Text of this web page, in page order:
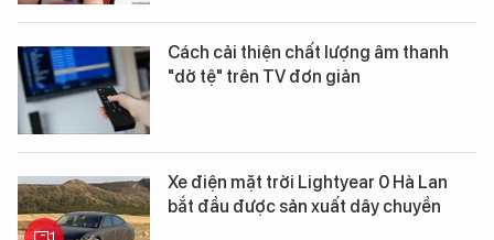
Cách cải thiện chất lượng âm thanh
"dở tệ" trên TV đơn giản
Xe điện mặt trời Lightyear 0 Hà Lan
bắt đầu được sản xuất dây chuyền